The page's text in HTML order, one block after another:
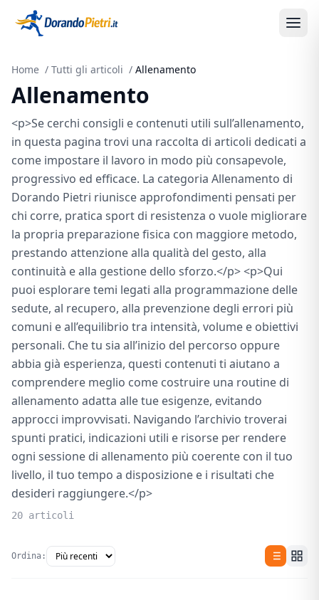
Home / Tutti gli articoli / Allenamento
Allenamento
<p>Se cerchi consigli e contenuti utili sull’allenamento,
in questa pagina trovi una raccolta di articoli dedicati a
come impostare il lavoro in modo più consapevole,
progressivo ed efficace. La categoria Allenamento di
Dorando Pietri riunisce approfondimenti pensati per
chi corre, pratica sport di resistenza o vuole migliorare
la propria preparazione fisica con maggiore metodo,
prestando attenzione alla qualità del gesto, alla
continuità e alla gestione dello sforzo.</p> <p>Qui
puoi esplorare temi legati alla programmazione delle
sedute, al recupero, alla prevenzione degli errori più
comuni e all’equilibrio tra intensità, volume e obiettivi
personali. Che tu sia all’inizio del percorso oppure
abbia già esperienza, questi contenuti ti aiutano a
comprendere meglio come costruire una routine di
allenamento adatta alle tue esigenze, evitando
approcci improvvisati. Navigando l’archivio troverai
spunti pratici, indicazioni utili e risorse per rendere
ogni sessione di allenamento più coerente con il tuo
livello, il tuo tempo a disposizione e i risultati che
desideri raggiungere.</p>
20 articoli
Ordina: